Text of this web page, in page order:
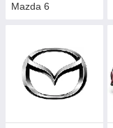
Mazda 6